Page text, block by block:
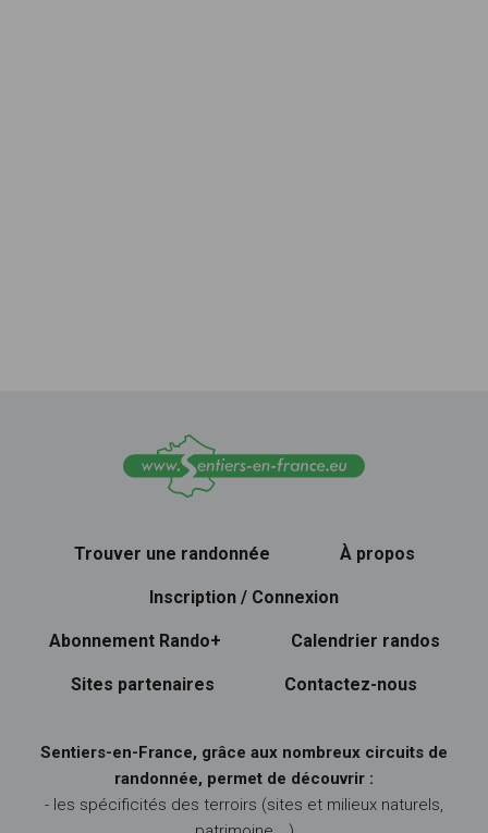
Trouver une randonnée À propos
Inscription / Connexion
Abonnement Rando+ Calendrier randos
Sites partenaires Contactez-nous
Sentiers-en-France, grâce aux nombreux circuits de
randonnée, permet de découvrir :
- les spécificités des terroirs (sites et milieux naturels,